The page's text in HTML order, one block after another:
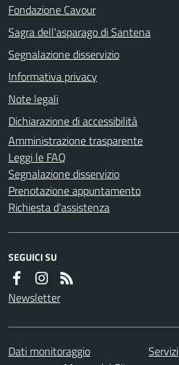
Fondazione Cavour
Sagra dell'asparago di Santena
Segnalazione disservizio
Informativa privacy
Note legali
Dichiarazione di accessibilità
Amministrazione trasparente
Leggi le FAQ
Segnalazione disservizio
Prenotazione appuntamento
Richiesta d'assistenza
SEGUICI SU
Newsletter
Dati monitoraggio Servizi